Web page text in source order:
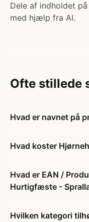
Dele af indholdet
med hjælp fra AI.
Ofte stillede
Hvad er navnet på
Hvad koster
Hvad er EAN /
Hurtigfæste -
Hvilken kategori